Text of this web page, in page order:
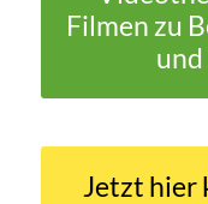
Filmen zu
Jetzt hier